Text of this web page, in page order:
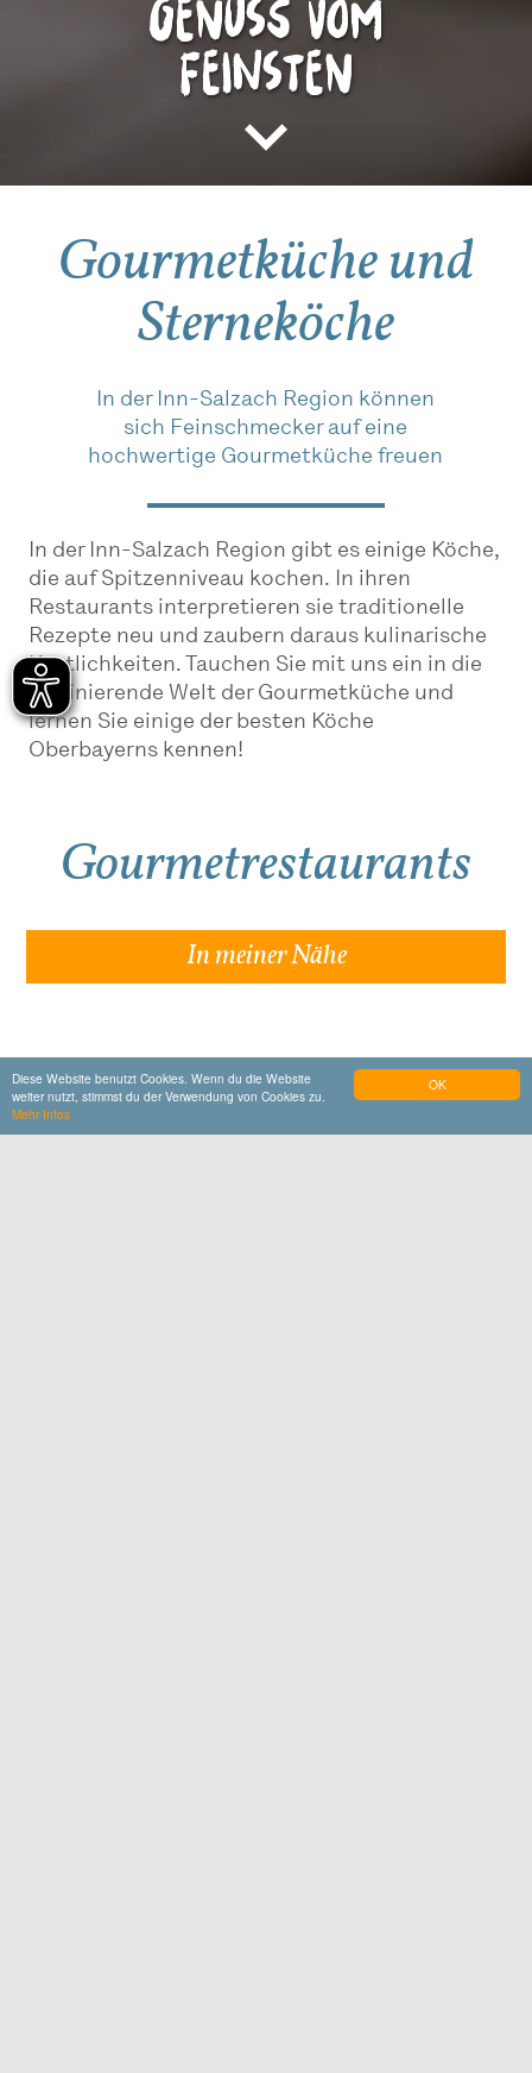
OK
Diese Website benutzt Cookies. Wenn du die Website
weiter nutzt, stimmst du der Verwendung von Cookies zu.
Mehr Infos
Genuss vom
Feinsten
Gourmetküche und
Sterneköche
In der Inn-Salzach Region können
sich Feinschmecker auf eine
hochwertige Gourmetküche freuen
In der Inn-Salzach Region gibt es einige Köche,
die auf Spitzenniveau kochen. In ihren
Restaurants interpretieren sie traditionelle
Rezepte neu und zaubern daraus kulinarische
Köstlichkeiten. Tauchen Sie mit uns ein in die
faszinierende Welt der Gourmetküche und
lernen Sie einige der besten Köche
Oberbayerns kennen!
Gourmetrestaurants
In meiner Nähe